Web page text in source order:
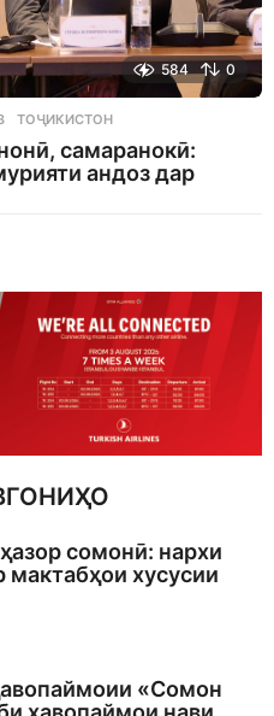
584 0
,ТОҶИКИСТОН
самаранокӣ:
андоз дар
сомонӣ: нархи
мактабҳои хусусии
«Сомон